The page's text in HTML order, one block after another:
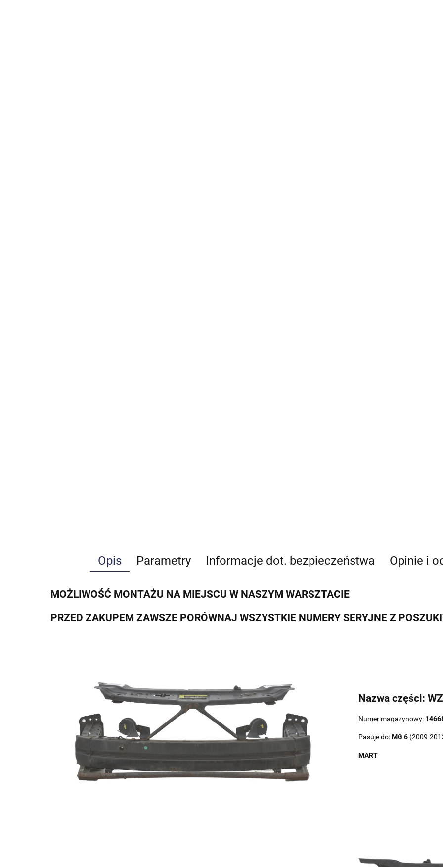
Opis Parametry Informacje dot. bezpieczeństwa Opinie i
MOŻLIWOŚĆ MONTAŻU NA MIEJSCU W NASZYM WARSZTACIE
PRZED ZAKUPEM ZAWSZE PORÓWNAJ WSZYSTKIE NUMERY SERYJNE Z
Nazwa części:
Numer magazynowy:
Pasuje do:MG 6 (2009-
MART